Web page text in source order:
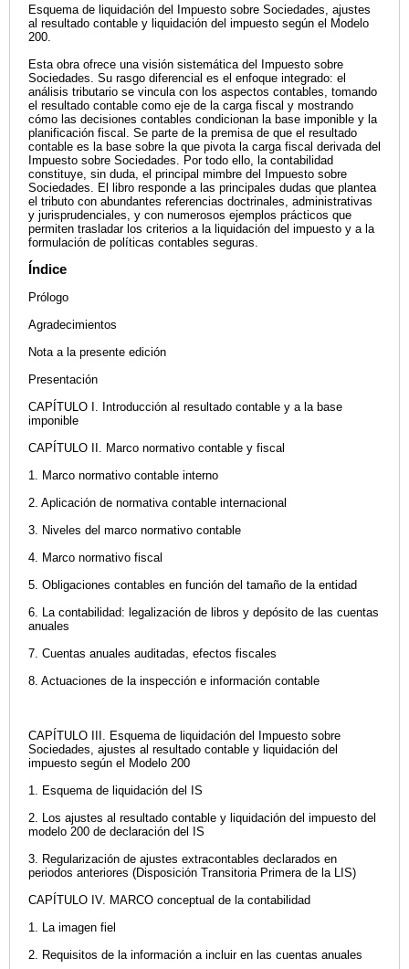
Esquema de liquidación del Impuesto sobre Sociedades, ajustes
al resultado contable y liquidación del impuesto según el Modelo
200.
Esta obra ofrece una visión sistemática del Impuesto sobre
Sociedades. Su rasgo diferencial es el enfoque integrado: el
análisis tributario se vincula con los aspectos contables, tomando
el resultado contable como eje de la carga fiscal y mostrando
cómo las decisiones contables condicionan la base imponible y la
planificación fiscal. Se parte de la premisa de que el resultado
contable es la base sobre la que pivota la carga fiscal derivada del
Impuesto sobre Sociedades. Por todo ello, la contabilidad
constituye, sin duda, el principal mimbre del Impuesto sobre
Sociedades. El libro responde a las principales dudas que plantea
el tributo con abundantes referencias doctrinales, administrativas
y jurisprudenciales, y con numerosos ejemplos prácticos que
permiten trasladar los criterios a la liquidación del impuesto y a la
formulación de políticas contables seguras.
Índice
Prólogo
Agradecimientos
Nota a la presente edición
Presentación
CAPÍTULO I. Introducción al resultado contable y a la base
imponible
CAPÍTULO II. Marco normativo contable y fiscal
1. Marco normativo contable interno
2. Aplicación de normativa contable internacional
3. Niveles del marco normativo contable
4. Marco normativo fiscal
5. Obligaciones contables en función del tamaño de la entidad
6. La contabilidad: legalización de libros y depósito de las cuentas
anuales
7. Cuentas anuales auditadas, efectos fiscales
8. Actuaciones de la inspección e información contable
CAPÍTULO III. Esquema de liquidación del Impuesto sobre
Sociedades, ajustes al resultado contable y liquidación del
impuesto según el Modelo 200
1. Esquema de liquidación del IS
2. Los ajustes al resultado contable y liquidación del impuesto del
modelo 200 de declaración del IS
3. Regularización de ajustes extracontables declarados en
periodos anteriores (Disposición Transitoria Primera de la LIS)
CAPÍTULO IV. MARCO conceptual de la contabilidad
1. La imagen fiel
2. Requisitos de la información a incluir en las cuentas anuales